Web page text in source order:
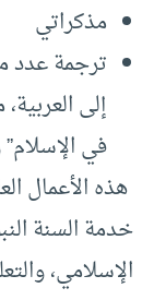
مذكراتي
ترجمة عدد
إلى
في
هذه الأعمال
خدمة السنة
الإسلامي،